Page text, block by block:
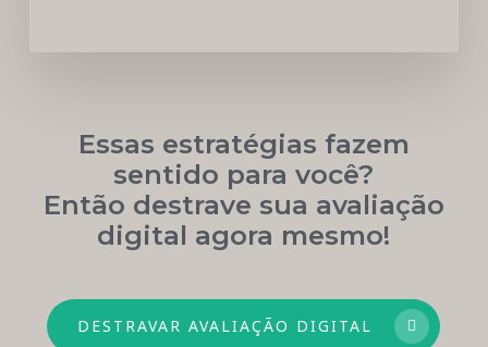
Essas estratégias fazem
sentido para você?
Então destrave sua avaliação
digital agora mesmo!
DESTRAVAR AVALIAÇÃO DIGITAL